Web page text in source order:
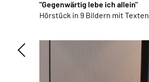
"Gegenwärtig lebe ich allein"
Hörstück in 9 Bildern mit